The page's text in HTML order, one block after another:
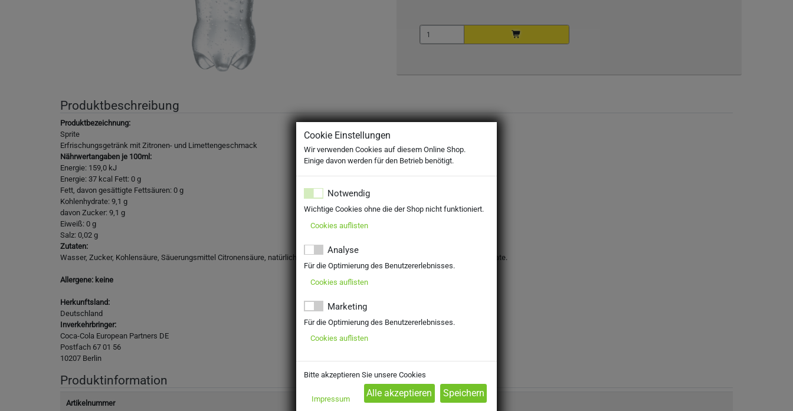
Produktbeschreibung
Produktbezeichnung:
Sprite
Erfrischungsgetränk mit Zitronen- und Limettengeschmack
Nährwertangaben je 100ml:
Energie: 159,0 kJ
Energie: 37 kcal Fett: 0 g
Fett, davon gesättigte Fettsäuren: 0 g
Kohlenhydrate: 9,1 g
davon Zucker: 9,1 g
Eiweiß: 0 g
Salz: 0,02 g
Zutaten:
Wasser, Zucker, Kohlensäure, Säuerungsmittel Citronensäure, natürliches Zitronen- und Limettenaroma, Säureregulator Natriumcitrate.
Allergene: keine
Herkunftsland:
Deutschland
Inverkehrbringer:
Coca-Cola European Partners DE
Postfach 67 01 56
10207 Berlin
Produktinformation
Artikelnummer 3501750
Cookie Einstellungen
Wir verwenden Cookies auf diesem Online Shop.
Einige davon werden für den Betrieb benötigt.
Notwendig
Wichtige Cookies ohne die der Shop nicht funktioniert.
Cookies auflisten
Analyse
Für die Optimierung des Benutzererlebnisses.
Cookies auflisten
Marketing
Für die Optimierung des Benutzererlebnisses.
Cookies auflisten
Bitte akzeptieren Sie unsere Cookies
Impressum